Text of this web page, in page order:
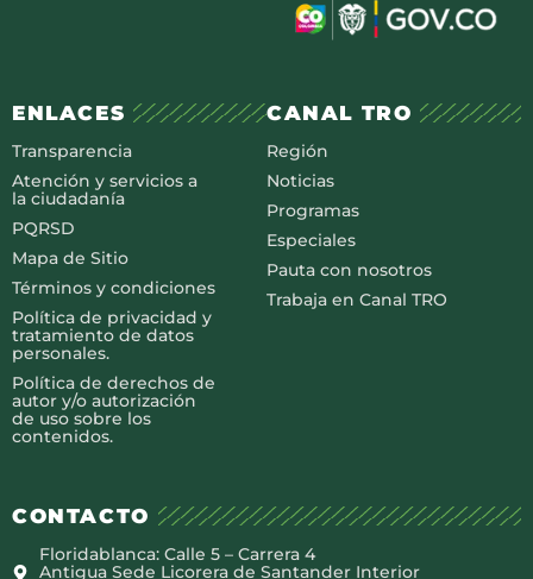
ENLACES
Transparencia
Atención y servicios a
la ciudadanía
PQRSD
Mapa de Sitio
Términos y condiciones
Política de privacidad y
tratamiento de datos
personales.
Política de derechos de
autor y/o autorización
de uso sobre los
contenidos.
CANAL TRO
Región
Noticias
Programas
Especiales
Pauta con nosotros
Trabaja en Canal TRO
CONTACTO
Floridablanca: Calle 5 – Carrera 4
Antigua Sede Licorera de Santander Interior